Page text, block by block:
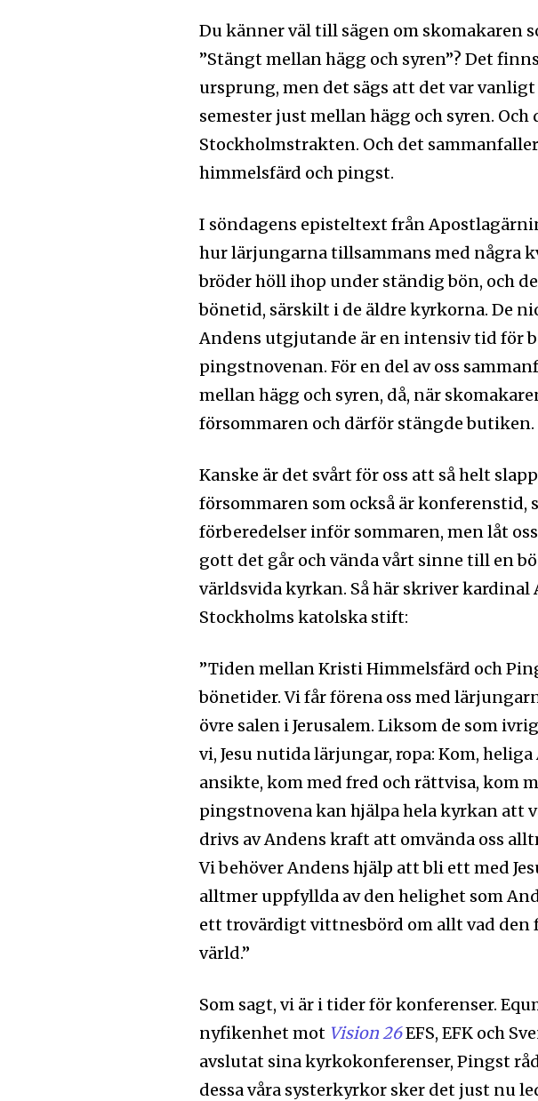
Följ Sändarens
och bli uppdaterad på det
För att prenumerera: Ange din e-postadress och
prenumerationsknappen. Oroa dig inte, vi
och kommer inte att skicka skräppost till din inkorg.
Du känner väl till sägen om skomakaren
”Stängt mellan hägg och syren”? Det
ursprung, men det sägs att det var
semester just mellan hägg och syren.
Stockholmstrakten. Och det
himmelsfärd och pingst.
I söndagens episteltext från
hur lärjungarna tillsammans med några
bröder höll ihop under ständig bön, och
bönetid, särskilt i de äldre kyrkorna. De
Andens utgjutande är en intensiv tid för
pingstnovenan. För en del av oss
mellan hägg och syren, då, när
försommaren och därför stängde butiken.
Kanske är det svårt för oss att så helt
försommaren som också är
förberedelser inför sommaren, men låt
gott det går och vända vårt sinne till en
världsvida kyrkan. Så här skriver kardinal
Stockholms katolska stift:
”Tiden mellan Kristi Himmelsfärd och
bönetider. Vi får förena oss med
övre salen i Jerusalem. Liksom de som
vi, Jesu nutida lärjungar, ropa: Kom,
ansikte, kom med fred och rättvisa, kom
pingstnovena kan hjälpa hela kyrkan att
drivs av Andens kraft att omvända oss
Vi behöver Andens hjälp att bli ett med
alltmer uppfyllda av den helighet som
ett trovärdigt vittnesbörd om allt vad den
värld.”
Som sagt, vi är i tider för konferenser.
nyfikenhet mot Vision 26EFS, EFK och
avslutat sina kyrkokonferenser, Pingst
dessa våra systerkyrkor sker det just nu